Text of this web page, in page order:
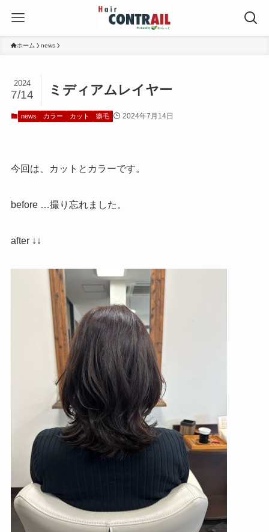
ホーム news
ミディアムレイヤー
2024
7/14
news カラー カット 癖毛 2024年7月14日
今回は、カットとカラーです。
before …撮り忘れました。
after ↓↓